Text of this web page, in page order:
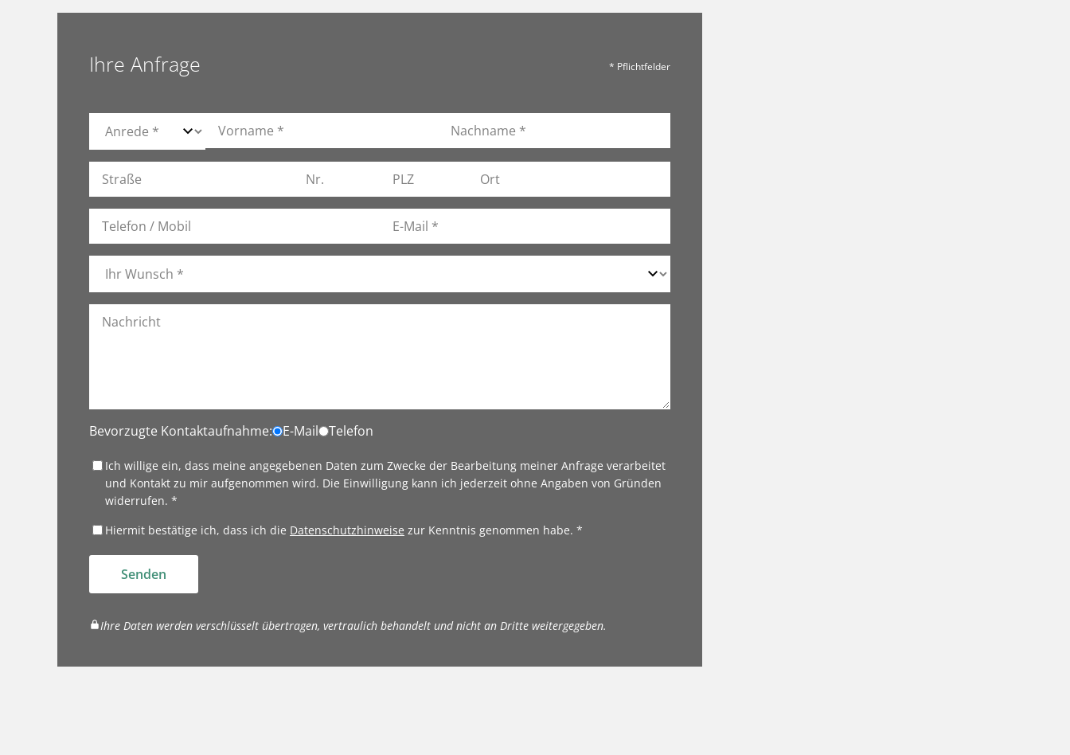
Ihre Anfrage * Pflichtfelder
Bevorzugte Kontaktaufnahme: E-Mail Telefon
Ich willige ein, dass meine angegebenen Daten zum Zwecke der Bearbeitung meiner Anfrage verarbeitet
und Kontakt zu mir aufgenommen wird. Die Einwilligung kann ich jederzeit ohne Angaben von Gründen
widerrufen. *
Hiermit bestätige ich, dass ich die Datenschutzhinweise zur Kenntnis genommen habe. *
Senden
Ihre Daten werden verschlüsselt übertragen, vertraulich behandelt und nicht an Dritte weitergegeben.